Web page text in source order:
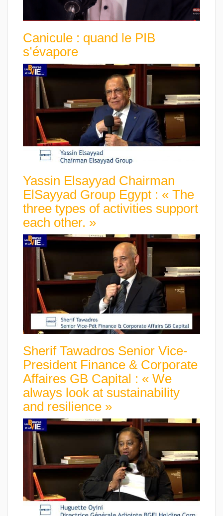
Canicule : quand le PIB
s’évapore
Yassin Elsayyad Chairman
ElSayyad Group Egypt : « The
three types of activities support
each other. »
Sherif Tawadros Senior Vice-
President Finance & Corporate
Affaires GB Capital : « We
always look at sustainability
and resilience »